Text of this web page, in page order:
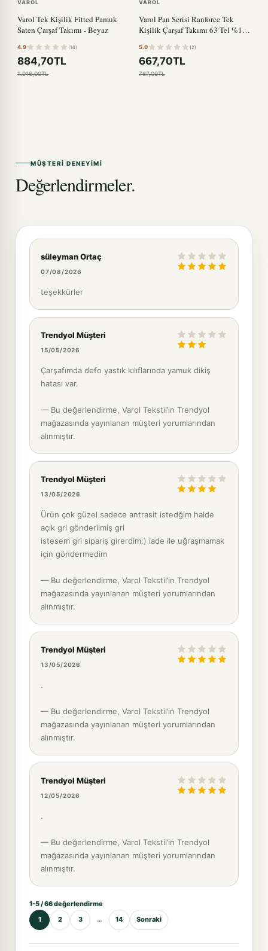
VAROL
Varol Tek Kişilik Fitted Pamuk
Saten Çarşaf Takımı - Beyaz
4.9 (16)
884,70TL
1.016,00TL
VAROL
Varol Pan Serisi Ranforce Tek
Kişilik Çarşaf Takımı 63 Tel %100
5.0 (2)
667,70TL
767,00TL
MÜŞTERI DENEYIMI
Değerlendirmeler.
süleyman Ortaç
07/08/2026
teşekkürler
Trendyol Müşteri
15/05/2026
Çarşafımda defo yastık kılıflarında yamuk dikiş
hatası var.
— Bu değerlendirme, Varol Tekstil’in Trendyol
mağazasında yayınlanan müşteri yorumlarından
alınmıştır.
Trendyol Müşteri
13/05/2026
Ürün çok güzel sadece antrasit istedğim halde
açık gri gönderilmiş gri
istesem gri sipariş girerdim:) iade ile uğraşmamak
için göndermedim
— Bu değerlendirme, Varol Tekstil’in Trendyol
mağazasında yayınlanan müşteri yorumlarından
alınmıştır.
Trendyol Müşteri
13/05/2026
.
— Bu değerlendirme, Varol Tekstil’in Trendyol
mağazasında yayınlanan müşteri yorumlarından
alınmıştır.
Trendyol Müşteri
12/05/2026
.
— Bu değerlendirme, Varol Tekstil’in Trendyol
mağazasında yayınlanan müşteri yorumlarından
alınmıştır.
1-5 / 66 değerlendirme
1
2 3 … 14 Sonraki